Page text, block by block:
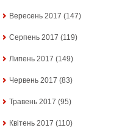
Вересень 2017 (147)
Серпень 2017 (119)
Липень 2017 (149)
Червень 2017 (83)
Травень 2017 (95)
Квітень 2017 (110)